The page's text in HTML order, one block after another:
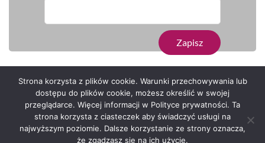
Serwis zaprojektował Grzegorz Sztank .
Strona korzysta z plików cookie. Warunki przechowywania lub
dostępu do plików cookie, możesz określić w swojej
przeglądarce. Więcej informacji w Polityce prywatności. Ta
strona korzysta z ciasteczek aby świadczyć usługi na
najwyższym poziomie. Dalsze korzystanie ze strony oznacza,
że zgadzasz się na ich użycie.